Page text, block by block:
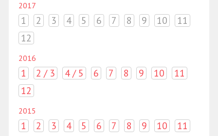
2017
1 2 3 4 5 6 7 8 9 10
11
12
2016
1 2 / 3 4 / 5 6 7 8 9 10
11
12
2015
1 2 3 4 5 6 7 8 9 10
11